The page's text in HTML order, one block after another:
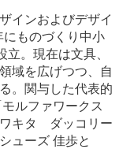
インおよびデザイ
ものづくり中小
。現在は文具、
域を広げつつ、自
。関与した代表的
ルファワークス
キタ ダッコリー
ューズ 佳歩と